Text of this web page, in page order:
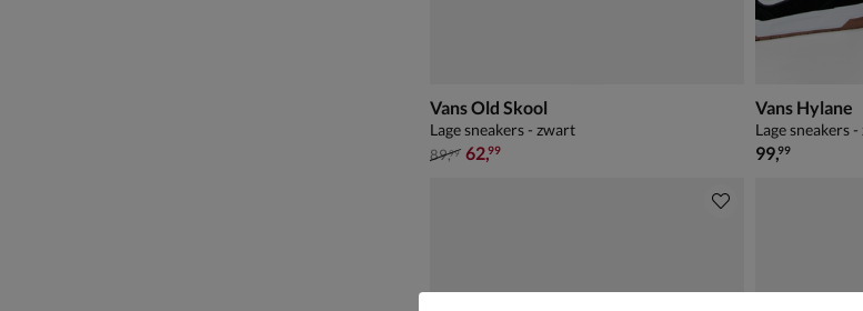
Vans Old Skool
Lage sneakers - zwart
van € 89,99 voor € 62,99
89,99 62,99
Vans Hylane
Lage sneakers
€ 99,99
99,99